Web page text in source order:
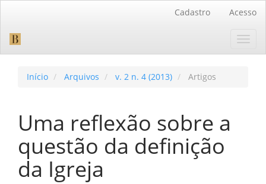
Barra
Cadastro Acesso
Início Arquivos v. 2 n. 4 (2013) Artigos
Uma reflexão sobre a
questão da definição
da Igreja